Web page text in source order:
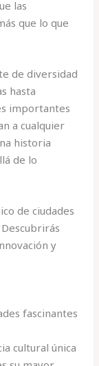
las
que lo que
de diversidad
hasta
importantes
a cualquier
historia
de lo
de ciudades
y
fascinantes
cultural única